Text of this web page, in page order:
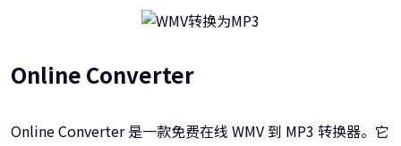
Online Converter
Online Converter 是一款免费在线 WMV 到 MP3 转换器。它